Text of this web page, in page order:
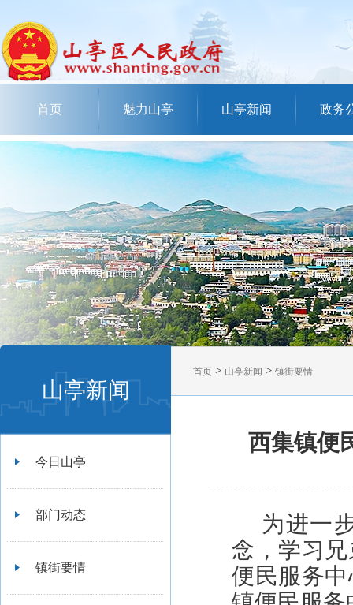
首页 魅力山亭 山亭新闻 政务
山亭新闻
今日山亭
部门动态
镇街要情
首页 > 山亭新闻 > 镇街要情
西集镇便
为进一
念，学习
便民服务